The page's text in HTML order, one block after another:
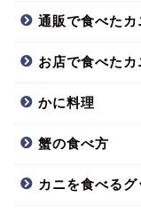
通販で食べたカ
お店で食べたカ
かに料理
蟹の食べ方
カニを食べるグ